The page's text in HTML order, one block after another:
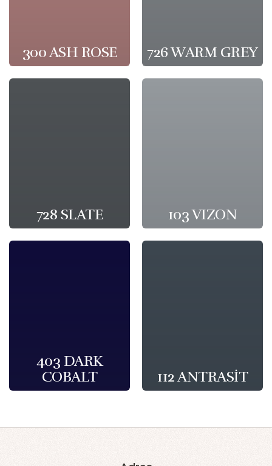
300 ASH ROSE 726 WARM GREY
728 SLATE 103 VIZON
403 DARK
COBALT
112 ANTRASİT